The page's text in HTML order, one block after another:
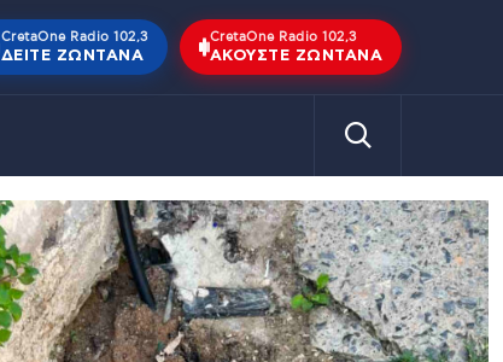
CretaOne Radio 102,3
ΔΕΊΤΕ ΖΩΝΤΑΝΆ
CretaOne Radio 102,3
ΑΚΟΎΣΤΕ ΖΩΝΤΑΝΆ